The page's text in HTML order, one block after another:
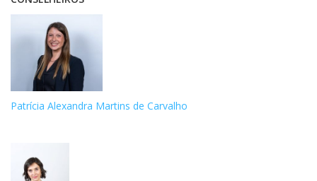
Patrícia Alexandra Martins de Carvalho